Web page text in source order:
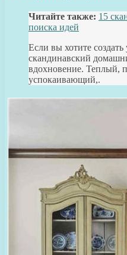
Читайте также: 15
поиска идей
Если вы хотите
скандинавский
вдохновение. Теплый,
успокаивающий,.